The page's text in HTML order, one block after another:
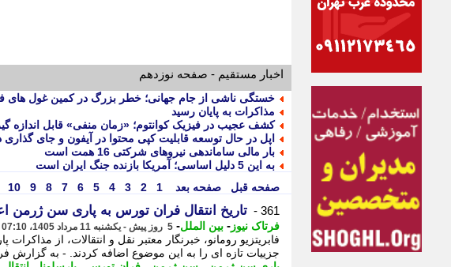
اخبار مستقیم - صفحه نوزدهم
خستگی ناشی از جام جهانی؛ خطر بزرگ در کمین غول های
مذاکرات به پایان رسید
کشف عجیب در فیزیک کوانتوم؛ «زمان منفی» قابل اندازه
اپل در حال توسعه قابلیت کپی محتوا در آیفون و جای
بار مالی ساماندهی نیروهای شرکتی 16 همت است
به این 5 دلیل اساسی؛ آمریکا بازنده جنگ ایران است
صفحه قبل
صفحه بعد 1
2
3
4
5
6
7
8
9
10
361 - تاریخ انتقال فران تورس به پاری سن
فرتاک نیوز - بین الملل- 5 روز پیش - یکشنبه 11 مرداد 1405، 07:10
فابریتزیو رومانو، خبرنگار معتبر نقل و انتقالات، از
جزییات تازه ای را به این موضوع اضافه کردند. - به گزارش